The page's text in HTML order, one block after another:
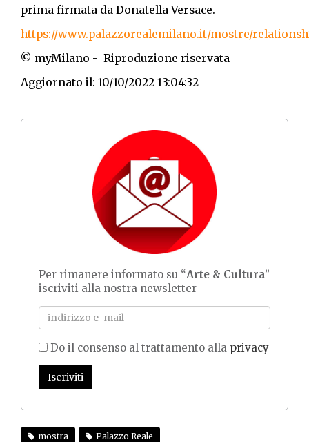
prima firmata da Donatella Versace.
https://www.palazzorealemilano.it/mostre/
© myMilano - Riproduzione riservata
Aggiornato il: 10/10/2022 13:04:32
Per rimanere informato su “Arte & Cultura”
iscriviti alla nostra newsletter
Do il consenso al trattamento alla privacy
Iscriviti
mostra Palazzo Reale